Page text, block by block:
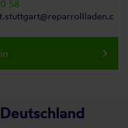
58
keyboard_arrow_right